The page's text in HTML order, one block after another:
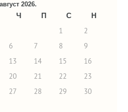
август 2026.
Ч П С
Н
1
2
6 7 8
9
13 14 15
16
20 21 22
23
27 28 29
30